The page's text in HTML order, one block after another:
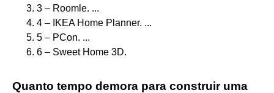
3 – Roomle. ...
4 – IKEA Home Planner. ...
5 – PCon. ...
6 – Sweet Home 3D.
Quanto tempo demora para construir uma